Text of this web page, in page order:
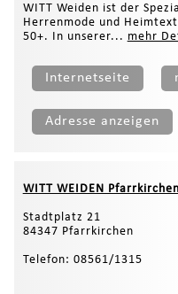
WITT Weiden ist der
Herrenmode und
50+. In unserer... mehr
Internetseite
Adresse anzeigen
WITT WEIDEN Pfarrkirchen
Stadtplatz 21
84347 Pfarrkirchen
Telefon: 08561/1315